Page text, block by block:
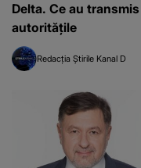
Delta. Ce au transmis
autoritățile
Redacția Știrile Kanal D